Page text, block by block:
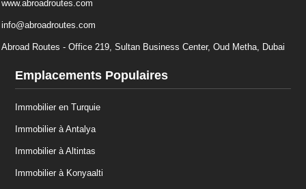
www.abroadroutes.com
info@abroadroutes.com
Abroad Routes - Office 219, Sultan Business Center, Oud Metha, Dubai
Emplacements Populaires
Immobilier en Turquie
Immobilier à Antalya
Immobilier à Altintas
Immobilier à Konyaalti